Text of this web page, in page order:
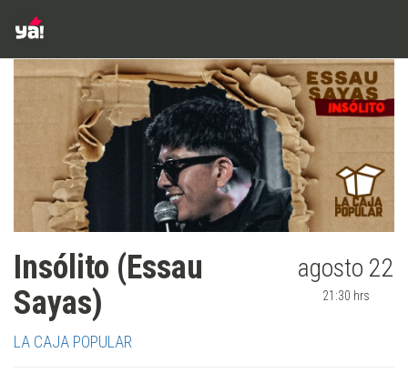
Insólito (Essau
Sayas)
LA CAJA POPULAR
agosto 22
21:30 hrs